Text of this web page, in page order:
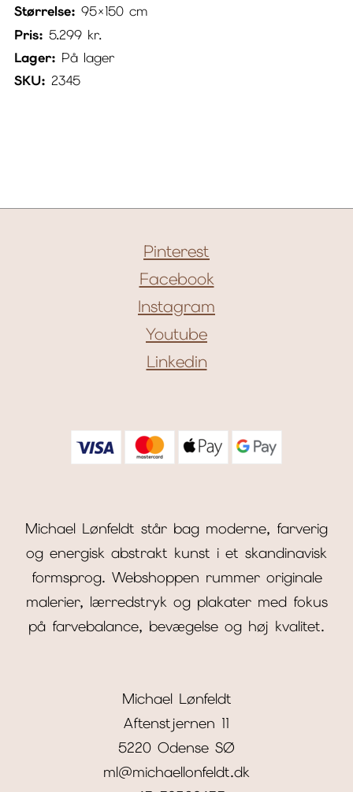
Størrelse: 95×150 cm
Pris: 5.299 kr.
Lager: På lager
SKU: 2345
Pinterest
Facebook
Instagram
Youtube
Linkedin
Michael Lønfeldt står bag moderne, farverig
og energisk abstrakt kunst i et skandinavisk
formsprog. Webshoppen rummer originale
malerier, lærredstryk og plakater med fokus
på farvebalance, bevægelse og høj kvalitet.
Michael Lønfeldt
Aftenstjernen 11
5220 Odense SØ
ml@michaellonfeldt.dk